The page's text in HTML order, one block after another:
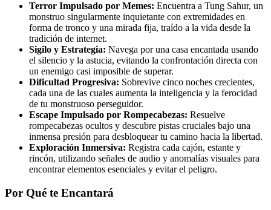
Terror Impulsado por Memes: Encuentra a Tung Sahur, un
monstruo singularmente inquietante con extremidades en
forma de tronco y una mirada fija, traído a la vida desde la
tradición de internet.
Sigilo y Estrategia: Navega por una casa encantada usando
el silencio y la astucia, evitando la confrontación directa con
un enemigo casi imposible de superar.
Dificultad Progresiva: Sobrevive cinco noches crecientes,
cada una de las cuales aumenta la inteligencia y la ferocidad
de tu monstruoso perseguidor.
Escape Impulsado por Rompecabezas: Resuelve
rompecabezas ocultos y descubre pistas cruciales bajo una
inmensa presión para desbloquear tu camino hacia la libertad.
Exploración Inmersiva: Registra cada cajón, estante y
rincón, utilizando señales de audio y anomalías visuales para
encontrar elementos esenciales y evitar el peligro.
Por Qué te Encantará